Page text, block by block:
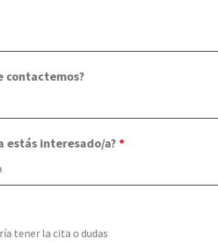
contactemos?
estás interesado/a? *